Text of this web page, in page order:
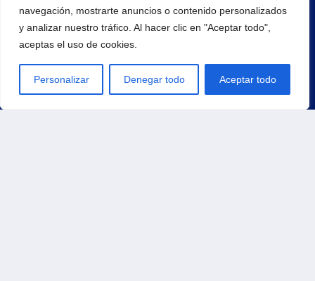
navegación, mostrarte anuncios o contenido personalizados
y analizar nuestro tráfico. Al hacer clic en "Aceptar todo",
aceptas el uso de cookies.
Personalizar Denegar todo Aceptar todo
Principal
Inicio
Carrito
Contacto